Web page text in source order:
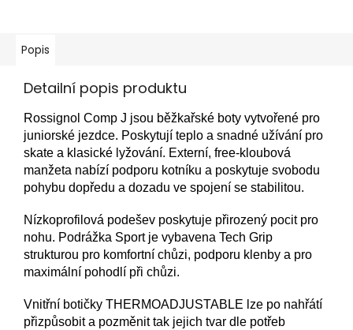
Popis
Detailní popis produktu
Rossignol Comp J jsou běžkařské boty vytvořené pro
juniorské jezdce. Poskytují teplo a snadné užívání pro
skate a klasické lyžování. Externí, free-kloubová
manžeta nabízí podporu kotníku a poskytuje svobodu
pohybu dopředu a dozadu ve spojení se stabilitou.
Nízkoprofilová podešev poskytuje přirozený pocit pro
nohu. Podrážka Sport je vybavena Tech Grip
strukturou pro komfortní chůzi, podporu klenby a pro
maximální pohodlí při chůzi.
Vnitřní botičky THERMOADJUSTABLE lze po nahřátí
přizpůsobit a pozměnit tak jejich tvar dle potřeb